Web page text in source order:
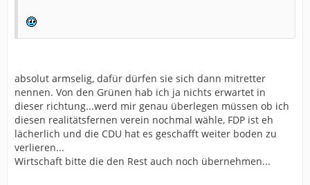
absolut armselig, dafür dürfen sie sich dann mitretter
nennen. Von den Grünen hab ich ja nichts erwartet in
dieser richtung...werd mir genau überlegen müssen ob ich
diesen realitätsfernen verein nochmal wähle, FDP ist eh
lächerlich und die CDU hat es geschafft weiter boden zu
verlieren...
Wirtschaft bitte die den Rest auch noch übernehmen...